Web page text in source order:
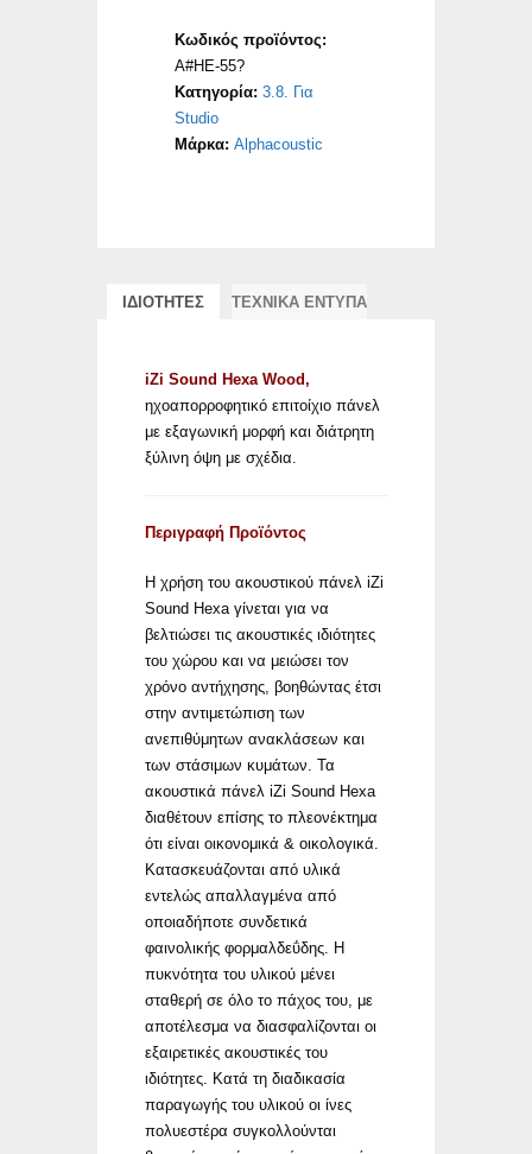
Κωδικός προϊόντος:
A#HE-55?
Κατηγορία:3.8. Για
Studio
Μάρκα:Alphacoustic
ΙΔΙΟΤΗΤΕΣ ΤΕΧΝΙΚΑ ΕΝΤΥΠΑ
iZi Sound Hexa Wood,
ηχοαπορροφητικό επιτοίχιο πάνελ
με εξαγωνική μορφή και διάτρητη
ξύλινη όψη με σχέδια.
Περιγραφή Προϊόντος
Η χρήση του ακουστικού πάνελ iZi
Sound Hexa γίνεται για να
βελτιώσει τις ακουστικές ιδιότητες
του χώρου και να μειώσει τον
χρόνο αντήχησης, βοηθώντας έτσι
στην αντιμετώπιση των
ανεπιθύμητων ανακλάσεων και
των στάσιμων κυμάτων. Τα
ακουστικά πάνελ iZi Sound Hexa
διαθέτουν επίσης το πλεονέκτημα
ότι είναι οικονομικά & οικολογικά.
Κατασκευάζονται από υλικά
εντελώς απαλλαγμένα από
οποιαδήποτε συνδετικά
φαινολικής φορμαλδεΰδης. Η
πυκνότητα του υλικού μένει
σταθερή σε όλο το πάχος του, με
αποτέλεσμα να διασφαλίζονται οι
εξαιρετικές ακουστικές του
ιδιότητες. Κατά τη διαδικασία
παραγωγής του υλικού οι ίνες
πολυεστέρα συγκολλούνται